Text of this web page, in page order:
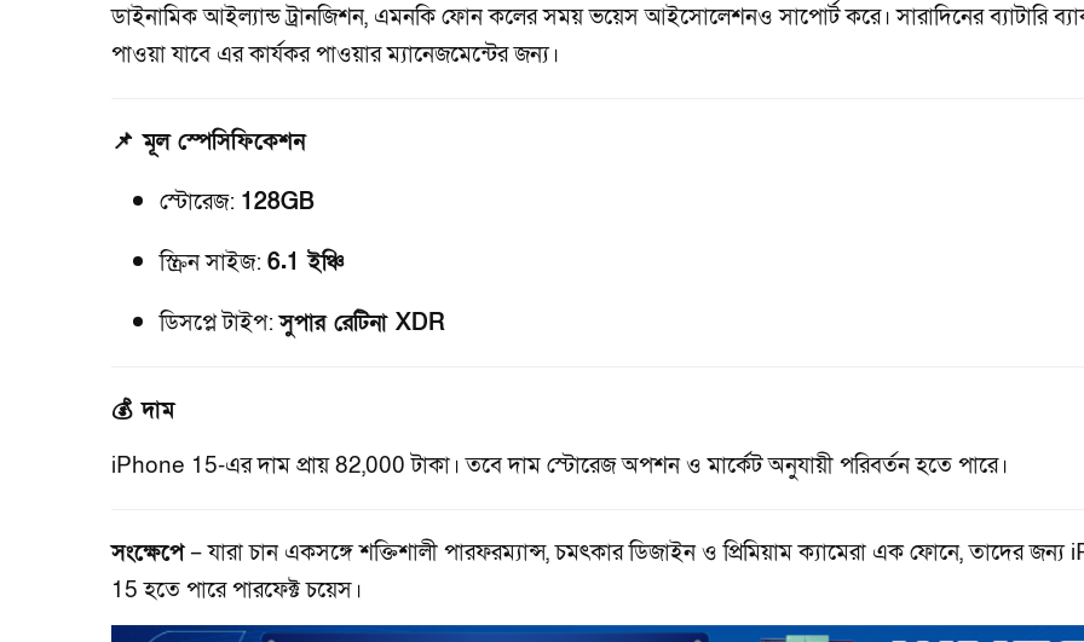
ডাইনামিক আইল্যান্ড ট্রানজিশন, এমনকি ফোন কলের সময় ভয়েস আইসোলেশনও সাপোর্ট করে। সারাদিনের ব্যাটারি
পাওয়া যাবে এর কার্যকর পাওয়ার ম্যানেজমেন্টের জন্য।
📌 মূল স্পেসিফিকেশন
স্টোরেজ: 128GB
স্ক্রিন সাইজ: 6.1 ইঞ্চি
ডিসপ্লে টাইপ:সুপার রেটিনা XDR
💰 দাম
iPhone 15-এর দাম প্রায় 82,000 টাকা। তবে দাম স্টোরেজ অপশন ও মার্কেট অনুযায়ী পরিবর্তন হতে পারে।
সংক্ষেপে– যারা চান একসঙ্গে শক্তিশালী পারফরম্যান্স, চমৎকার ডিজাইন ও প্রিমিয়াম ক্যামেরা এক ফোনে, তাদের জন্য
15 হতে পারে পারফেক্ট চয়েস।